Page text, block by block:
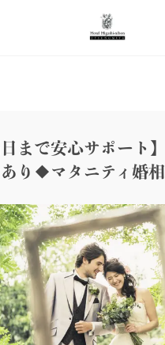
日まで安心サポート
り◆マタニティ婚